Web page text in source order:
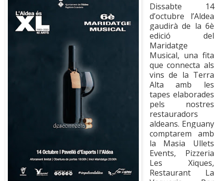
Dissabte 14
d’octubre l’Aldea
gaudirà de la 6è
edició del
Maridatge
Musical, una fita
que connecta als
vins de la Terra
Alta amb les
tapes elaborades
pels nostres
restauradors
aldeans. Enguany
comptarem amb
la Masia Ullets
Events, Pizzeria
Les Xiques,
Restaurant La